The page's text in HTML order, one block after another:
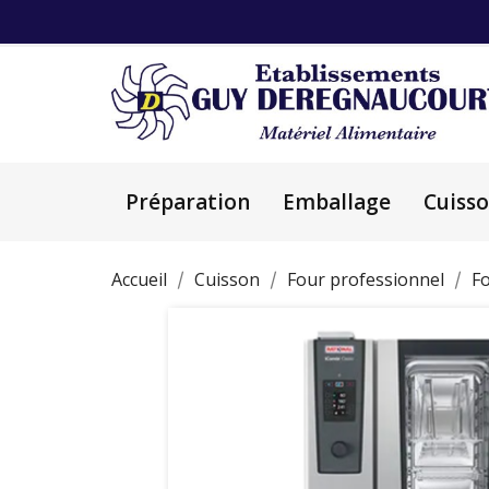
Préparation Emballage
Accueil Cuisson Four professionnel